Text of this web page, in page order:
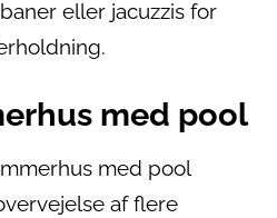
eller jacuzzis for
med pool
med pool
af flere